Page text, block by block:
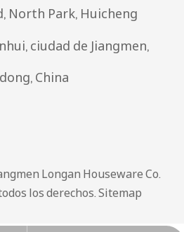
North Park, Huicheng
ciudad de Jiangmen,
China
Longan Houseware Co.
los derechos.Sitemap